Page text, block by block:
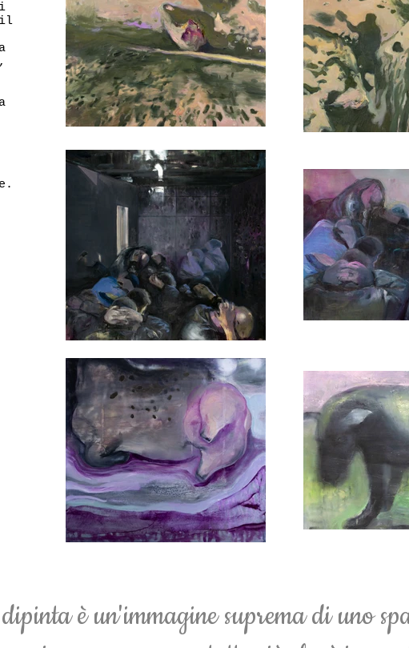
il
è un'immagine suprema di uno